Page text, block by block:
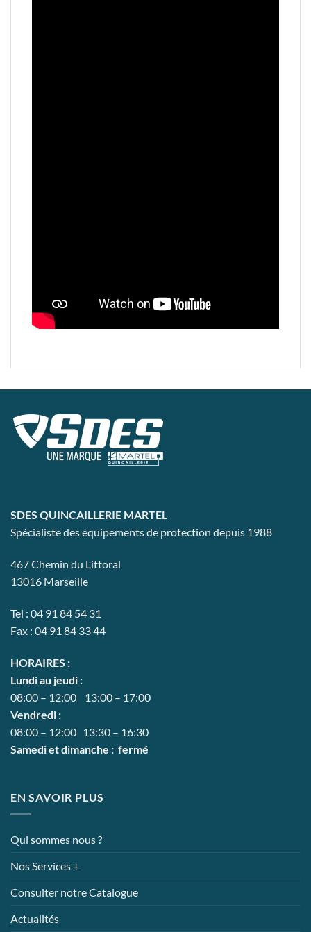
SDES QUINCAILLERIE MARTEL
Spécialiste des équipements de protection depuis 1988
467 Chemin du Littoral
13016 Marseille
Tel : 04 91 84 54 31
Fax : 04 91 84 33 44
HORAIRES :
Lundi au jeudi :
08:00 – 12:00 13:00 – 17:00
Vendredi :
08:00 – 12:00 13:30 – 16:30
Samedi et dimanche : fermé
EN SAVOIR PLUS
Qui sommes nous ?
Nos Services +
Consulter notre Catalogue
Actualités